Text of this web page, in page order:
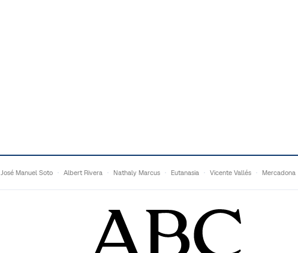
José Manuel Soto Albert Rivera Nathaly Marcus Eutanasia Vicente Vallés Mercadona